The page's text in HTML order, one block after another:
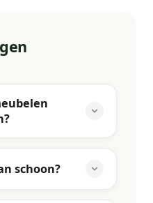
schoon?